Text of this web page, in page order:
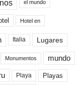
el mundo
Hotel en
Italia Lugares
Monumentos mundo
Playa Playas